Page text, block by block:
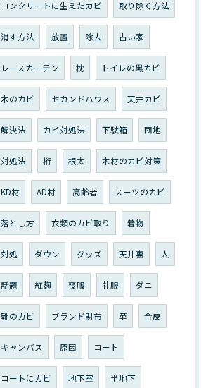
コンクリートに生えたカビ 取り除く方法
消す方法 放置 除去 古い家
レースカーテン 枕 トイレの黒カビ
木のカビ セカンドハウス 天井カビ
解決法 カビ対処法 下駄箱 団地
対処法 桁 根太 木材のカビ対策
KD材 AD材 高齢者 スーツのカビ
落とし方 衣類のカビ取り 着物
対処 ダウン グッズ 天井裏 人
話題 紅麴 喪服 礼服 ダニ
靴のカビ ブランド財布 革 合皮
キャンバス 原因 コート
コートにカビ 地下室 半地下